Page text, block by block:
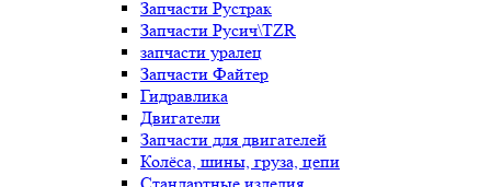
Запчасти Рустрак
Запчасти Русич\TZR
запчасти уралец
Запчасти Файтер
Гидравлика
Двигатели
Запчасти для двигателей
Колёса, шины, груза, цепи